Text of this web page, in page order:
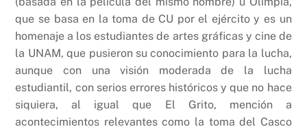
que se basa en la toma de CU por el ejército y es un
homenaje a los estudiantes de artes gráficas y cine de
la UNAM, que pusieron su conocimiento para la lucha,
aunque con una visión moderada de la lucha
estudiantil, con serios errores históricos y que no hace
siquiera, al igual que El Grito, mención a
acontecimientos relevantes como la toma del Casco